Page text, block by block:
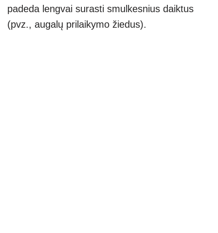
padeda lengvai surasti smulkesnius daiktus
(pvz., augalų prilaikymo žiedus).